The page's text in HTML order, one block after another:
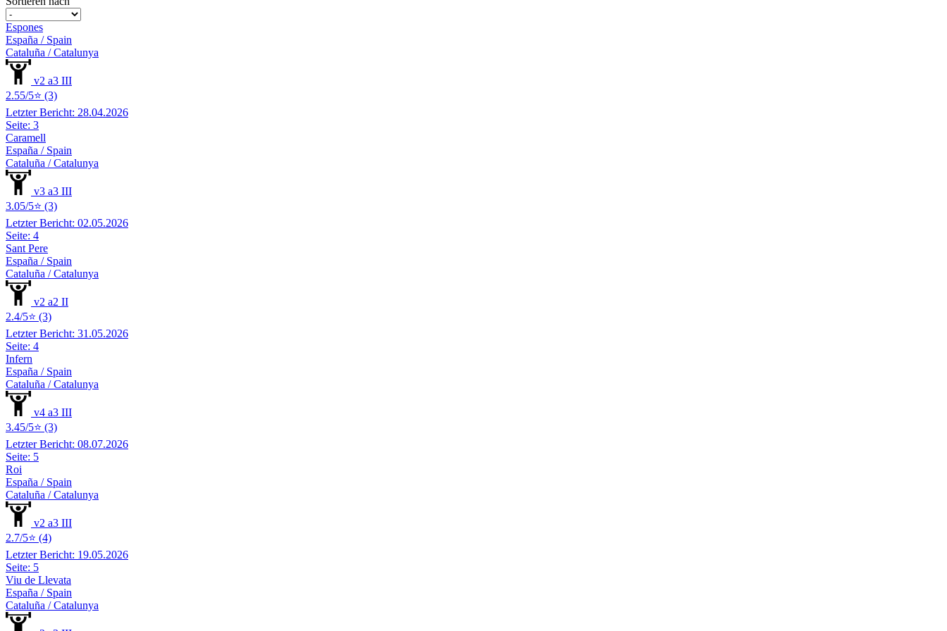
Espones
España / Spain
Cataluña / Catalunya
v2 a3 III
2.55/5⭐ (3)
Letzter Bericht: 28.04.2026
Seite: 3
Caramell
España / Spain
Cataluña / Catalunya
v3 a3 III
3.05/5⭐ (3)
Letzter Bericht: 02.05.2026
Seite: 4
Sant Pere
España / Spain
Cataluña / Catalunya
v2 a2 II
2.4/5⭐ (3)
Letzter Bericht: 31.05.2026
Seite: 4
Infern
España / Spain
Cataluña / Catalunya
v4 a3 III
3.45/5⭐ (3)
Letzter Bericht: 08.07.2026
Seite: 5
Roi
España / Spain
Cataluña / Catalunya
v2 a3 III
2.7/5⭐ (4)
Letzter Bericht: 19.05.2026
Seite: 5
Viu de Llevata
España / Spain
Cataluña / Catalunya